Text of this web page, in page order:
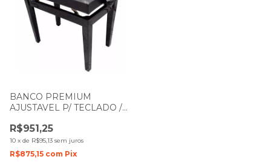
BANCO PREMIUM
AJUSTAVEL P/ TECLADO /
ACORDES COM
REGULAGEM DE ALTURA
PRETO
R$951,25
10 x de R$95,13 sem juros
R$875,15 com Pix